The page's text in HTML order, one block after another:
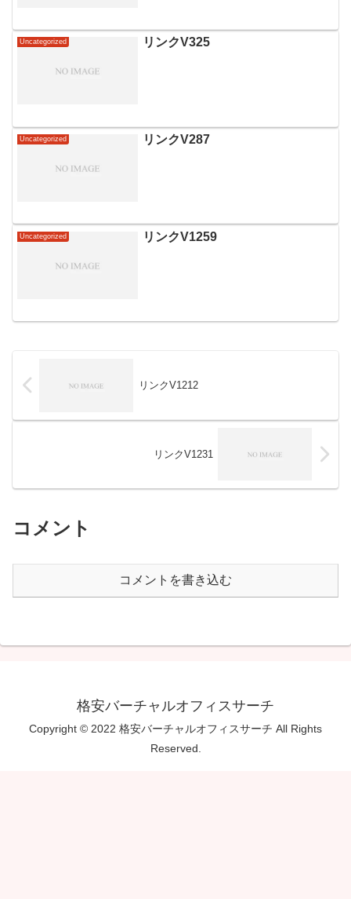
Uncategorized リンクV325
Uncategorized リンクV287
Uncategorized リンクV1259
リンクV1212
リンクV1231
コメント
コメントを書き込む
格安バーチャルオフィスサーチ
Copyright © 2022 格安バーチャルオフィスサーチ All Rights
Reserved.